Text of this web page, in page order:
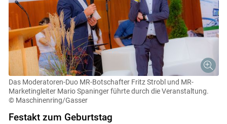
Skip to main content
Das Moderatoren-Duo MR-Botschafter Fritz Strobl und MR-
Marketingleiter Mario Spaninger führte durch die Veranstaltung.
© Maschinenring/Gasser
Festakt zum Geburtstag